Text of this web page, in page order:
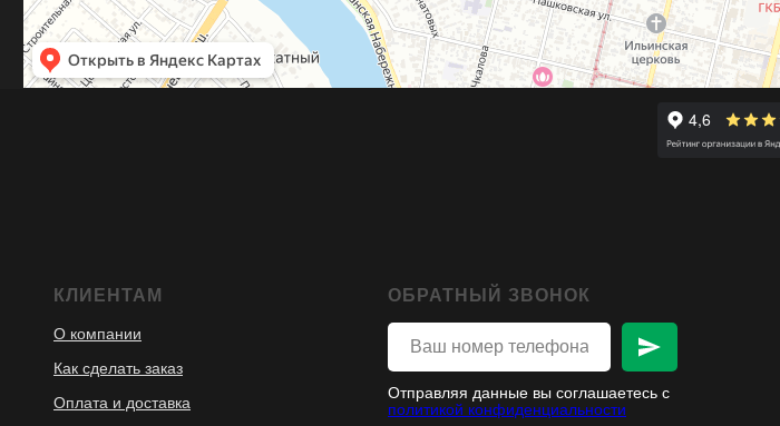
КЛИЕНТАМ
О компании
Как сделать заказ
Оплата и доставка
ОБРАТНЫЙ ЗВОНОК
Отправляя данные вы соглашаетесь с
политикой конфиденциальности